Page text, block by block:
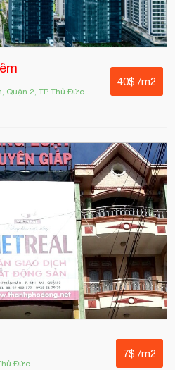
Quận 2, TP Thủ Đức
40$ /m2
Đức
7$ /m2